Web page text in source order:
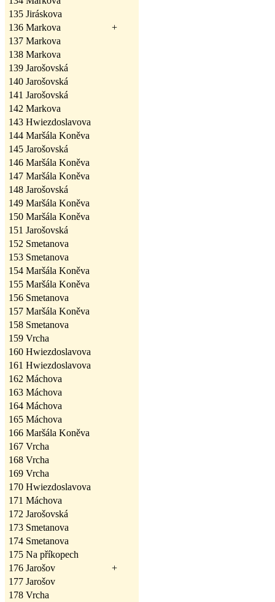
135 Jiráskova
136 Markova
+
137 Markova
138 Markova
139 Jarošovská
140 Jarošovská
141 Jarošovská
142 Markova
143 Hwiezdoslavova
144 Maršála Koněva
145 Jarošovská
146 Maršála Koněva
147 Maršála Koněva
148 Jarošovská
149 Maršála Koněva
150 Maršála Koněva
151 Jarošovská
152 Smetanova
153 Smetanova
154 Maršála Koněva
155 Maršála Koněva
156 Smetanova
157 Maršála Koněva
158 Smetanova
159 Vrcha
160 Hwiezdoslavova
161 Hwiezdoslavova
162 Máchova
163 Máchova
164 Máchova
165 Máchova
166 Maršála Koněva
167 Vrcha
168 Vrcha
169 Vrcha
170 Hwiezdoslavova
171 Máchova
172 Jarošovská
173 Smetanova
174 Smetanova
175 Na příkopech
176 Jarošov
+
177 Jarošov
178 Vrcha